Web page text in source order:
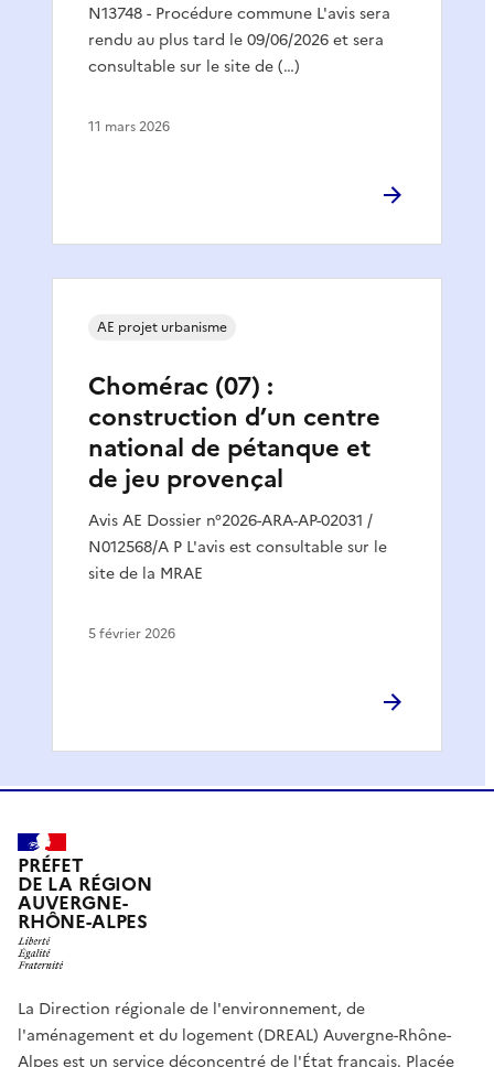
N13748 - Procédure commune L'avis sera
rendu au plus tard le 09/06/2026 et sera
consultable sur le site de (…)
11 mars 2026
Chomérac (07) :
construction d’un centre
national de pétanque et
de jeu provençal
Avis AE Dossier n°2026-ARA-AP-02031 /
N012568/A P L'avis est consultable sur le
site de la MRAE
AE projet urbanisme
5 février 2026
PRÉFET
DE LA RÉGION
AUVERGNE-
RHÔNE-ALPES
La Direction régionale de l'environnement, de
l'aménagement et du logement (DREAL) Auvergne-Rhône-